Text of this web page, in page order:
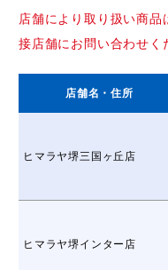
店舗により取り扱い商
接店舗にお問い合わせく
店舗名 ・住所
ヒマラヤ堺三国ヶ丘店
ヒマラヤ堺インター店